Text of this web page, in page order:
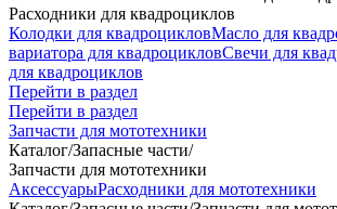
Расходники для квадроциклов
Колодки для квадроцикловМасло для
вариатора для квадроцикловСвечи для
для квадроциклов
Перейти в раздел
Перейти в раздел
Запчасти для мототехники
Каталог/Запасные части/
Запчасти для мототехники
АксессуарыРасходники для мототехники